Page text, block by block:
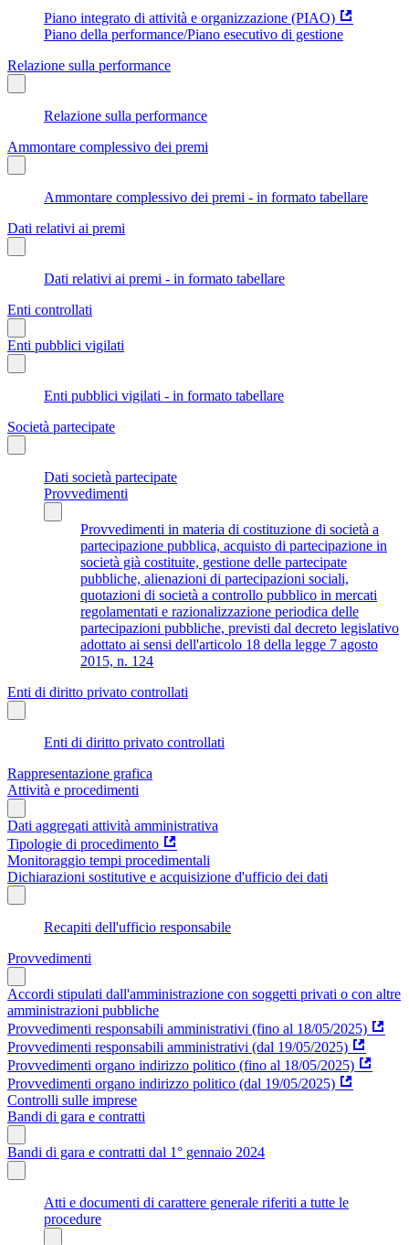
Piano integrato di attività e organizzazione (PIAO)
Piano della performance/Piano esecutivo di gestione
Relazione sulla performance
Relazione sulla performance
Ammontare complessivo dei premi
Ammontare complessivo dei premi - in formato tabellare
Dati relativi ai premi
Dati relativi ai premi - in formato tabellare
Enti controllati
Enti pubblici vigilati
Enti pubblici vigilati - in formato tabellare
Società partecipate
Dati società partecipate
Provvedimenti
Provvedimenti in materia di costituzione di società a
partecipazione pubblica, acquisto di partecipazione in
società già costituite, gestione delle partecipate
pubbliche, alienazioni di partecipazioni sociali,
quotazioni di società a controllo pubblico in mercati
regolamentati e razionalizzazione periodica delle
partecipazioni pubbliche, previsti dal decreto legislativo
adottato ai sensi dell'articolo 18 della legge 7 agosto
2015, n. 124
Enti di diritto privato controllati
Enti di diritto privato controllati
Rappresentazione grafica
Attività e procedimenti
Dati aggregati attività amministrativa
Tipologie di procedimento
Monitoraggio tempi procedimentali
Dichiarazioni sostitutive e acquisizione d'ufficio dei dati
Recapiti dell'ufficio responsabile
Provvedimenti
Accordi stipulati dall'amministrazione con soggetti privati o con altre
amministrazioni pubbliche
Provvedimenti responsabili amministrativi (fino al 18/05/2025)
Provvedimenti responsabili amministrativi (dal 19/05/2025)
Provvedimenti organo indirizzo politico (fino al 18/05/2025)
Provvedimenti organo indirizzo politico (dal 19/05/2025)
Controlli sulle imprese
Bandi di gara e contratti
Bandi di gara e contratti dal 1° gennaio 2024
Atti e documenti di carattere generale riferiti a tutte le
procedure